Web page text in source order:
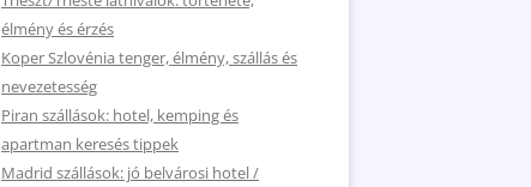
élmény és érzés
Koper Szlovénia tenger, élmény, szállás és
nevezetesség
Piran szállások: hotel, kemping és
apartman keresés tippek
Madrid szállások: jó belvárosi hotel /